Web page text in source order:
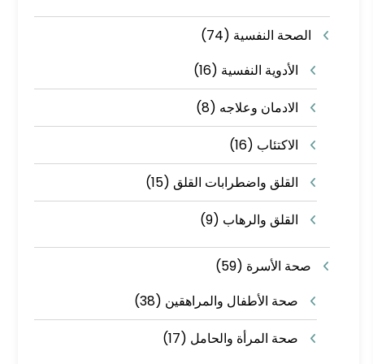
الصحة النفسية (74)
الأدوية النفسية (16)
الادمان وعلاجه (8)
الاكتئاب (16)
القلق واضطرابات القلق (15)
القلق والرهاب (9)
صحة الأسرة (59)
صحة الأطفال والمراهقين (38)
صحة المرأة والحامل (17)